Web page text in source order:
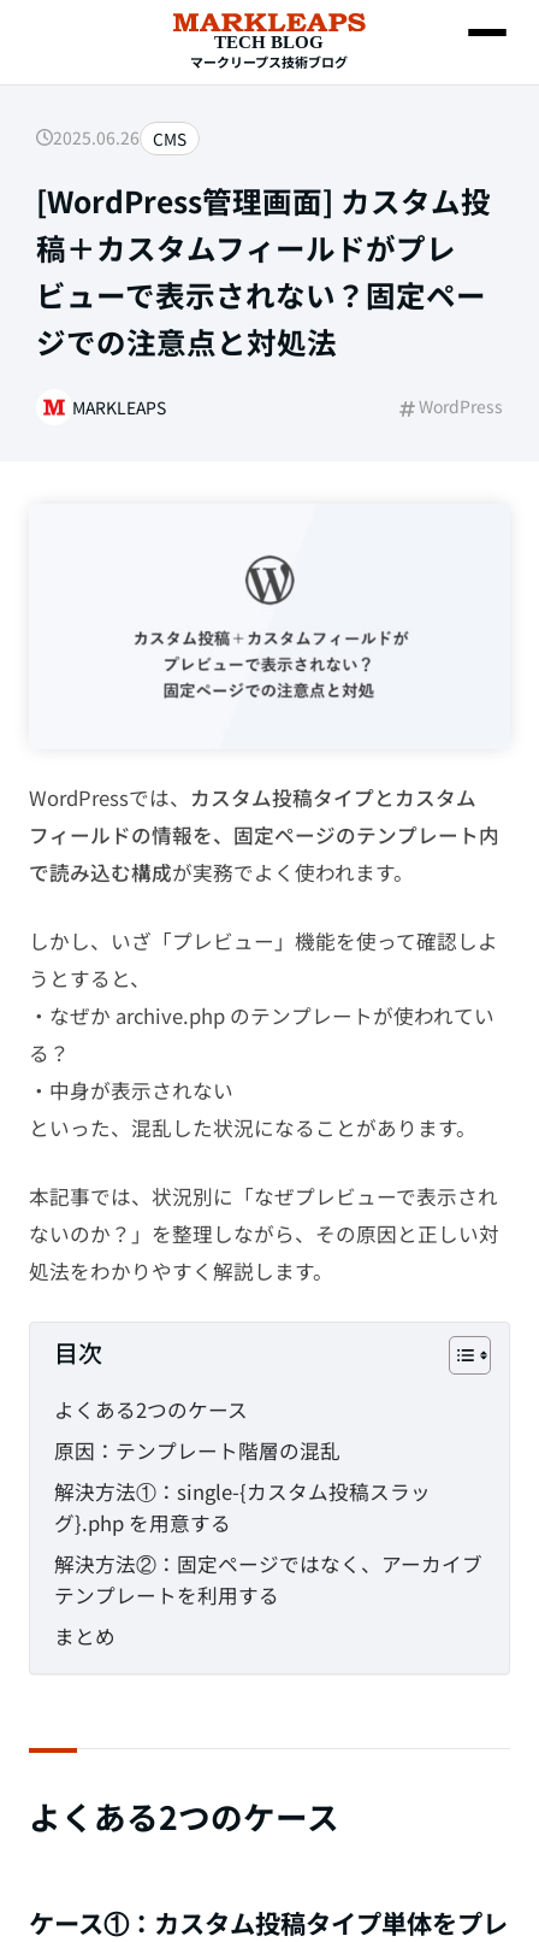
TECH BLOG
マークリープス技術ブログ
SEARCH
Web制作
その他
TAG
HTML CSS
WordPress
EC-CUBE
shopify
PC設定
2025.06.26 CMS
[WordPress管理画面] カスタム投
稿＋カスタムフィールドがプレ
ビューで表示されない？固定ペー
ジでの注意点と対処法
MARKLEAPS WordPress
WordPressでは、 カスタム投稿タイプとカスタム
フィールドの情報を、固定ページのテンプレート内
で読み込む構成が実務でよく使われます。
しかし、いざ「プレビュー」機能を使って確認しよ
うとすると、
・なぜか archive.php のテンプレートが使われてい
る？
・中身が表示されない
といった、混乱した状況になることがあります。
本記事では、状況別に「なぜプレビューで表示され
ないのか？」を整理しながら、その原因と正しい対
処法をわかりやすく解説します。
目次
よくある2つのケース
原因：テンプレート階層の混乱
解決方法①：single-{カスタム投稿スラッ
グ}.php を用意する
解決方法②：固定ページではなく、アーカイブ
テンプレートを利用する
まとめ
よくある2つのケース
ケース①：カスタム投稿タイプ単体をプレ